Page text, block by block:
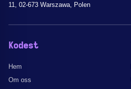
11, 02-673 Warszawa, Polen
Kodest
Hem
Om oss